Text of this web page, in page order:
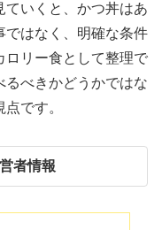
いくと、かつ丼はあ
ではなく、明確な条件
ロリー食として整理で
るべきかどうかではな
です。
者情報